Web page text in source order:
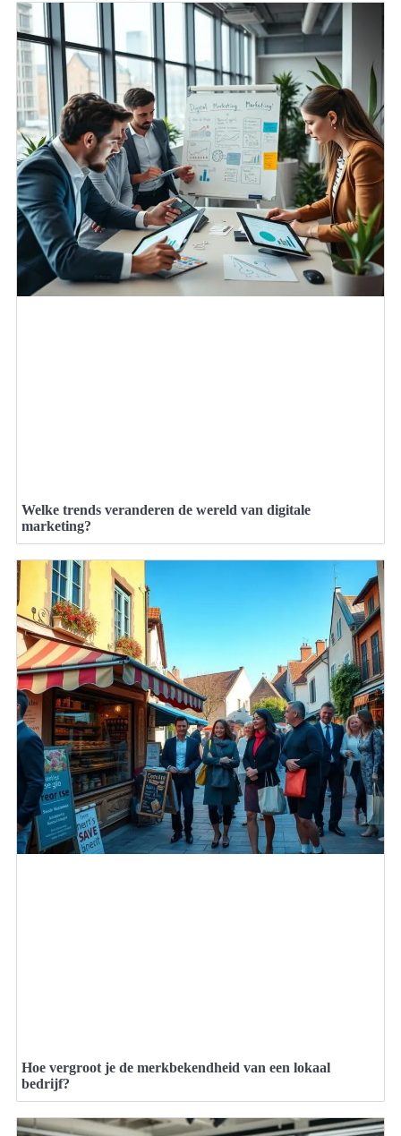
Welke trends veranderen de wereld van digitale
marketing?
Hoe vergroot je de merkbekendheid van een lokaal
bedrijf?